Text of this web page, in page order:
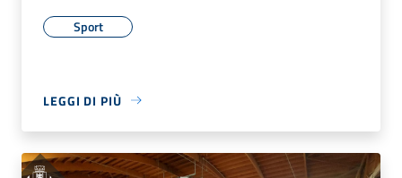
Sport
LEGGI DI PIÙ